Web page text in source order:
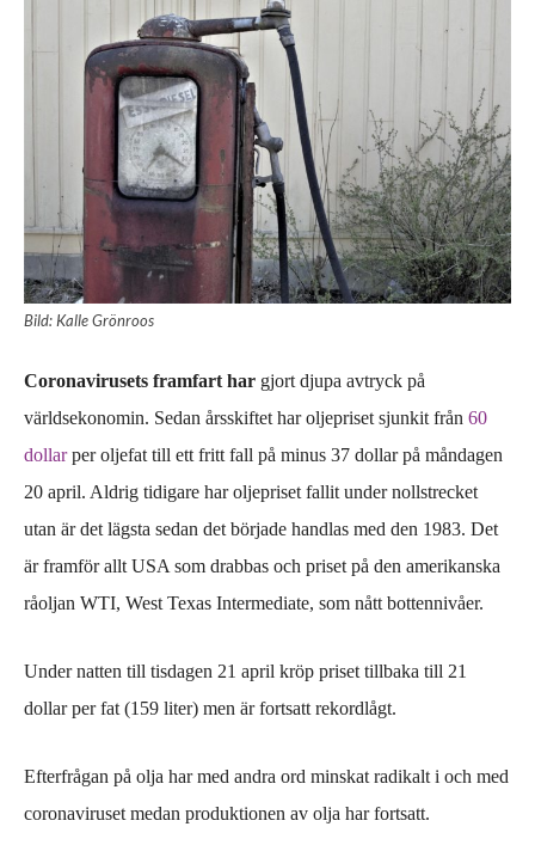
Bild: Kalle Grönroos
Coronavirusets framfart har gjort djupa avtryck på
världsekonomin. Sedan årsskiftet har oljepriset sjunkit från 60
dollar per oljefat till ett fritt fall på minus 37 dollar på måndagen
20 april. Aldrig tidigare har oljepriset fallit under nollstrecket
utan är det lägsta sedan det började handlas med den 1983. Det
ärframför allt USA som drabbas och priset på den amerikanska
råoljan WTI, West Texas Intermediate, som nått bottennivåer.
Under natten till tisdagen 21 april kröp priset tillbaka till 21
dollar per fat (159 liter) men är fortsatt rekordlågt.
Efterfrågan på olja har med andra ord minskat radikalt i och med
coronaviruset medan produktionen av olja har fortsatt.